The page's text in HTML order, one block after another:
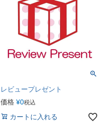
レビュープレゼント
価格 ¥0税込
カートに入れる